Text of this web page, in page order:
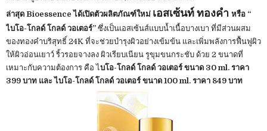
ล่าสุด Bioessence ได้เปิดตัวผลิตภัณฑ์ใหม่ เอสเซ้นท์ ทองคำ หรือ “
ไบโอ-โกลด์ โกลด์ วอเตอร์” ซึ่งเป็นเอสเซ้นส์แบบน้ำเนื้อบางเบา ที่มีส่วนผสม
ของทองคำบริสุทธิ์ 24K ที่จะช่วยบำรุงผิวอย่างเข้มข้น และเพิ่มพลังการฟื้นฟูผิว
ให้ผิวอ่อนเยาว์ ริ้วรอยจางลง ผิวเรียบเนียน รูขุมขนกระชับ ด้วย 2 ขนาดที่
เหมาะกับความต้องการ คือ ไบโอ-โกลด์ โกลด์ วอเตอร์ ขนาด 30 ml. ราคา
399 บาท และ ไบโอ-โกลด์ โกลด์ วอเตอร์ ขนาด 100 ml. ราคา 849 บาท